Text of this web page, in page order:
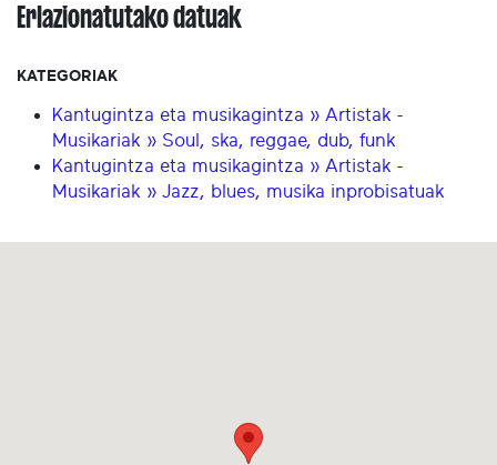
Erlazionatutako datuak
KATEGORIAK
Kantugintza eta musikagintza » Artistak -
Musikariak » Soul, ska, reggae, dub, funk
Kantugintza eta musikagintza » Artistak -
Musikariak » Jazz, blues, musika inprobisatuak